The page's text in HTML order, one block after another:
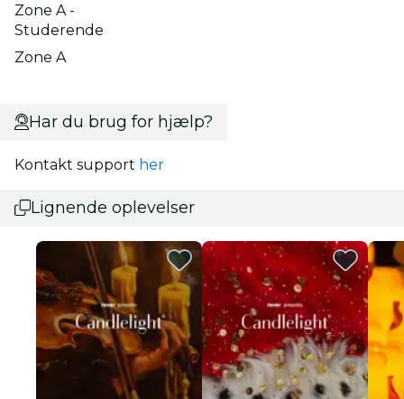
Zone A -
Studerende
Zone A
Har du brug for hjælp?
Kontakt support her
Lignende oplevelser